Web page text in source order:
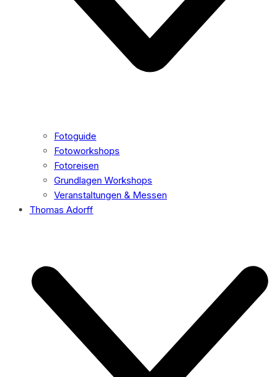
Fotoguide
Fotoworkshops
Fotoreisen
Grundlagen Workshops
Veranstaltungen & Messen
Thomas Adorff